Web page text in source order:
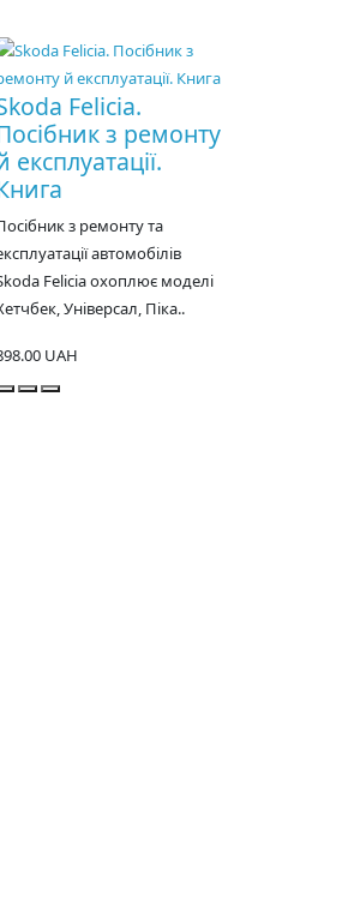
Felicia.
з ремонту
експлуатації.
з ремонту та
автомобілів
Felicia охоплює моделі
Універсал, Піка..
UAH